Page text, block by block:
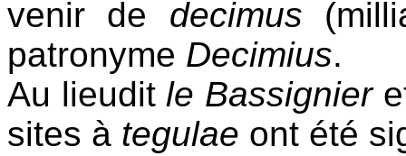
venir de decimus
patronyme Decimius.
Au lieudit le Bassignier
sites à tegulae ont été